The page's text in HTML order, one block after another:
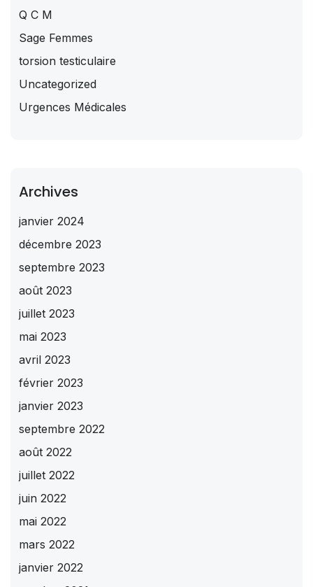
Q C M
Sage Femmes
torsion testiculaire
Uncategorized
Urgences Médicales
Archives
janvier 2024
décembre 2023
septembre 2023
août 2023
juillet 2023
mai 2023
avril 2023
février 2023
janvier 2023
septembre 2022
août 2022
juillet 2022
juin 2022
mai 2022
mars 2022
janvier 2022